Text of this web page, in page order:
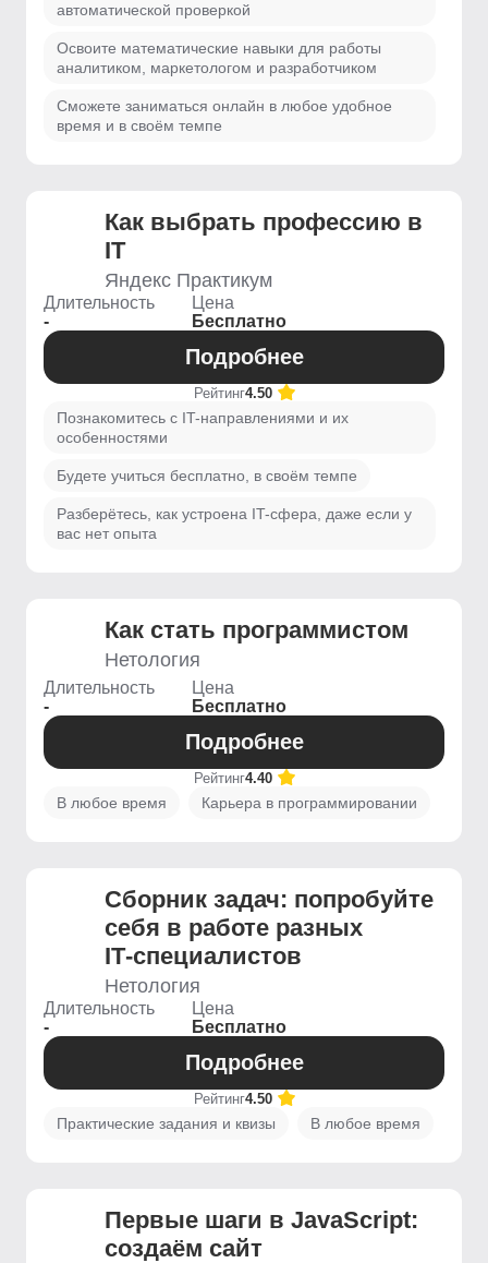
автоматической проверкой
Освоите математические навыки для работы
аналитиком, маркетологом и разработчиком
Сможете заниматься онлайн в любое удобное
время и в своём темпе
Как выбрать профессию в
IT
Яндекс Практикум
Длительность
-
Цена
Бесплатно
Подробнее
Рейтинг4.50
Познакомитесь с IT-направлениями и их
особенностями
Будете учиться бесплатно, в своём темпе
Разберётесь, как устроена IT-сфера, даже если у
вас нет опыта
Как стать программистом
Нетология
Длительность
-
Цена
Бесплатно
Подробнее
Рейтинг4.40
В любое время Карьера в программировании
Сборник задач: попробуйте
себя в работе разных
IT‑специалистов
Нетология
Длительность
-
Цена
Бесплатно
Подробнее
Рейтинг4.50
Практические задания и квизы В любое время
Первые шаги в JavaScript:
создаём сайт